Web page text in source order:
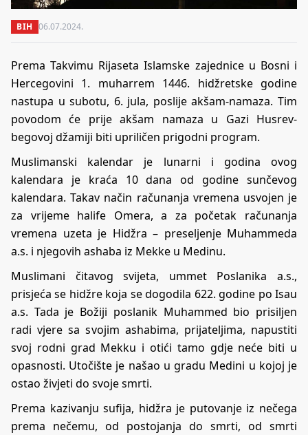
BIH 06.07.2024.
Prema Takvimu Rijaseta Islamske zajednice u Bosni i
Hercegovini 1. muharrem 1446. hidžretske godine
nastupa u subotu, 6. jula, poslije akšam-namaza. Tim
povodom će prije akšam namaza u Gazi Husrev-
begovoj džamiji biti upriličen prigodni program.
Muslimanski kalendar je lunarni i godina ovog
kalendara je kraća 10 dana od godine sunčevog
kalendara. Takav način računanja vremena usvojen je
za vrijeme halife Omera, a za početak računanja
vremena uzeta je Hidžra – preseljenje Muhammeda
a.s. i njegovih ashaba iz Mekke u Medinu.
Muslimani čitavog svijeta, ummet Poslanika a.s.,
prisjeća se hidžre koja se dogodila 622. godine po Isau
a.s. Tada je Božiji poslanik Muhammed bio prisiljen
radi vjere sa svojim ashabima, prijateljima, napustiti
svoj rodni grad Mekku i otići tamo gdje neće biti u
opasnosti. Utočište je našao u gradu Medini u kojoj je
ostao živjeti do svoje smrti.
Prema kazivanju sufija, hidžra je putovanje iz nečega
prema nečemu, od postojanja do smrti, od smrti